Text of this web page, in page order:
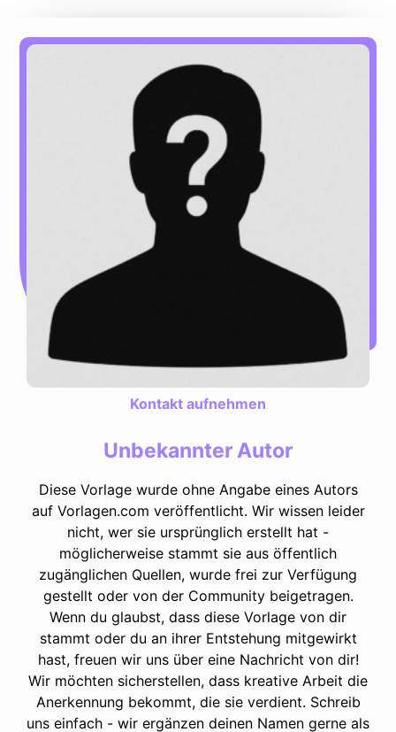
Kontakt aufnehmen
Unbekannter Autor
Diese Vorlage wurde ohne Angabe eines Autors
auf Vorlagen.com veröffentlicht. Wir wissen leider
nicht, wer sie ursprünglich erstellt hat -
möglicherweise stammt sie aus öffentlich
zugänglichen Quellen, wurde frei zur Verfügung
gestellt oder von der Community beigetragen.
Wenn du glaubst, dass diese Vorlage von dir
stammt oder du an ihrer Entstehung mitgewirkt
hast, freuen wir uns über eine Nachricht von dir!
Wir möchten sicherstellen, dass kreative Arbeit die
Anerkennung bekommt, die sie verdient. Schreib
uns einfach - wir ergänzen deinen Namen gerne als